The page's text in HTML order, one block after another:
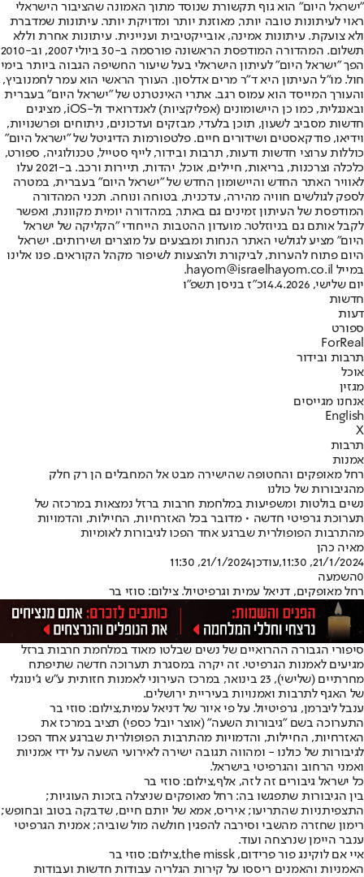
"ישראל היום" הוא גוף תקשורת שנוסד מתוך האמונה שהציבור הישראלי
ראוי לעיתונות טובה יותר, מאוזנת יותר ומדויקת יותר. עיתונות שמדברת
ולא צועקת. עיתונות אמינה, אובייקטיבית ועניינית. עיתונות אחרת וללא
תשלום. המהדורה המודפסת הראשונה פורסמה ב-30 ביולי 2007, וב-2010
הפך "ישראל היום" לעיתון הישראלי בעל שיעור החשיפה הגבוה ביותר בימי
חול. מו"ל העיתון היא ד"ר מרים אדלסון. העורך הראשי הוא עמר לחמנוביץ,
והעורך המייסד הוא עמוס רגב. אתרי האינטרנט של "ישראל היום" בעברית
ובאנגלית, כמו כן היישומונים (אפליקציות) לאנדרואיד ול-iOS, מציגים
חדשות מסביב לשעון, תוכן בלעדי, מבזקים ועדכונים, ניתוחים ופרשנויות,
וידיאו, פודקאסטים ושידורים חיים. פלטפורמות הדיגיטל של "ישראל היום"
כוללות ערוצי חדשות ודעות, תרבות ובידור, לייף סטייל, טכנולוגיה, ספורט,
כלכלה וצרכנות, בריאות, חיילים, אוכל, יהדות, תיירות ורכב. ב-2021 עלו
לאוויר האתר החדש והיישומון החדש של "ישראל היום" בעברית, במטרה
לספק לגולשים חוויה מהירה, עדכנית, בטוחה ונוחה. תכני המהדורה
המודפסת של העיתון זמינים גם באתר, במהדורה יומית מקוונת, ואפשר
לקבל אותם גם בניוזלטר. מועדון ההטבות הייחודי "הקליקה של ישראל
היום" מציע לגולשי האתר הנחות ומבצעים על מוצרים ושירותים. ישראל
היום פתוח להערות, לביקורת ולהצעות לשיפור מקהל הקוראים. פנו אלינו
במייל hayom@israelhayom.co.il.
יום שלישי, 14.4.2026
כ"ז בניסן תשפ"ו
חדשות
דעות
ספורט
ForReal
תרבות ובידור
אוכל
מגזין
אנחנו מגייסים
English
X
תרבות
אמנות
רחל מאופקים והחטופה שהישירה מבט אל המחבלים הן רק חלק
מהגיבורות של כולנו
נשים בולטות ומשפיעות במלחמת חרבות ברזל נמצאות במרכזה של
תערוכת גרפיטי חדשה • מדובר בכל האזרחיות, החיילות, והדמויות
מהתרבות הפופולרית שברגע אחד הפכו לגיבורות לאומיות
מאיה כהן
21/1/2024, 11:30
,עודכן21/1/2024, 11:30
0השמעה
רחל מאופקים, דניאל עמית וגרפיטיול. צילום: סוזי בר
סיפורי הגבורה ההרואיים של נשים שבלטו מאוד במלחמת חרבות ברזל
מגיעים לאמנות הגרפיטי. זה יקרה במסגרת תערוכה חדשה שתיפתח
מחרתיים (שלישי), 23 בינואר, במרכז העירוני לאמנות חזותית ע"ש ג'ינוגלי
של האגף לתרבות ואמנויות בעיריית ירושלים.
ענבל ליברמן, גרפיטיול. על פי איור של דניאל עמית,צילום: סוזי בר
התערוכה בשם "גיבורות השעה" (אוצר יובל כספי) תציב במרכז את
האזרחיות, החיילות, והדמויות מהתרבות הפופולרית שברגע אחד הפכו
לגיבורות של כולנו - ומהווה תגובה ישירה לאירועי השעה על ידי אמניות
ואמני הרחוב והגרפיטי בישראל.
כל ישראל גיבורים זה לזה, אלף,צילום: סוזי בר
בין הגיבורות שתפגשו בה: רחל מאופקים שניצלה בזכות העוגיות;
התצפיתניות שהתריעו; איריס, אמא של יותם חיים, שדבקה בטוב ובחופש;
רימון שחזרה מהשבי וסירבה להפגין חולשה מול שוביה; אמנית הגרפיטי
ענבר היימן שנרצחה ועוד.
איי אם לוקינג פור פרידום, the missk,צילום: סוזי בר
האמניות והאמנים ריססו על קירות הגלריה עבודות חדשות ועבודות